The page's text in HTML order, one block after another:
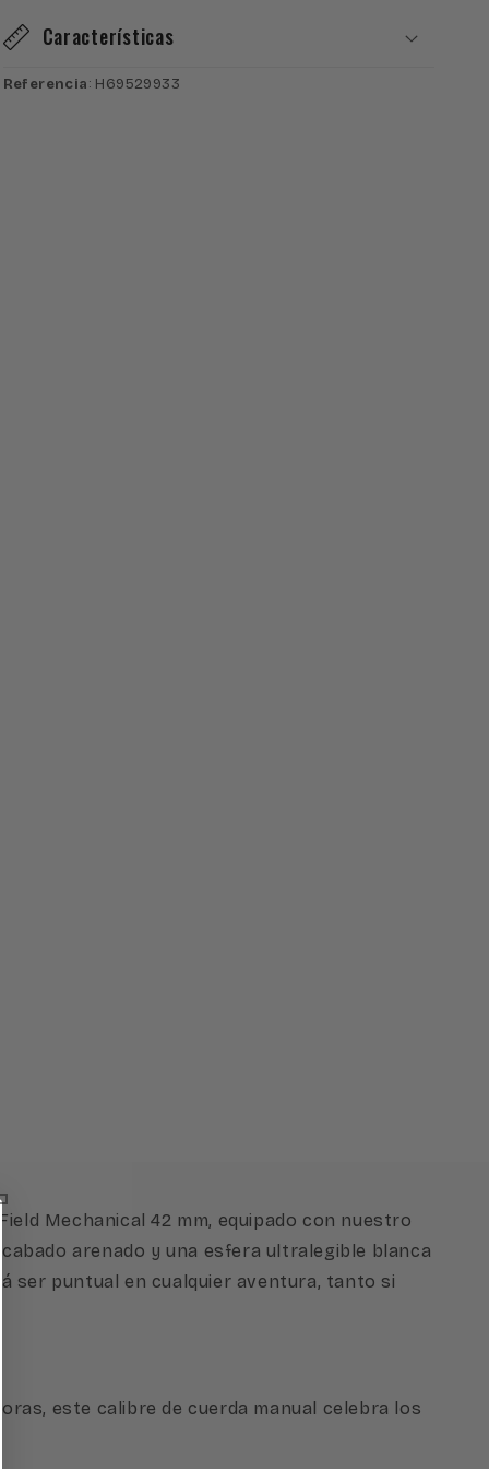
Características
Referencia: H69529933
Mechanical 42 mm, equipado con nuestro
arenado y una esfera ultralegible blanca
ser puntual en cualquier aventura, tanto si
este calibre de cuerda manual celebra los